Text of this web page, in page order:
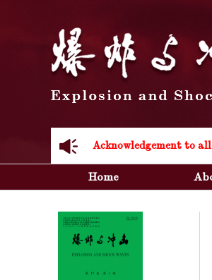
Acknowledgement to all
Acknowledgement to all
Home